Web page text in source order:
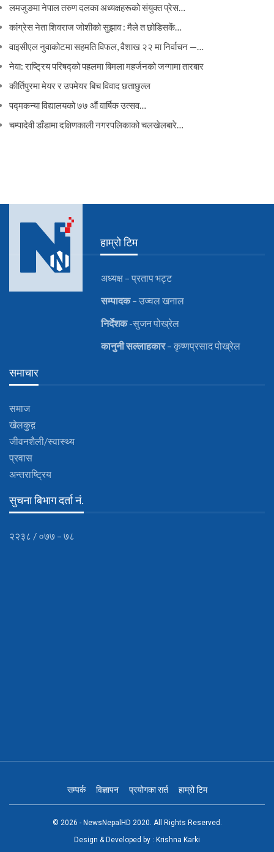
लमजुङमा नेपाल तरुण दलका अध्यक्षहरूको संयुक्त प्रेस…
कांग्रेस नेता शिवराज जोशीको सुझाव : मैले त छोडिसकें…
वाइसीएल नुवाकोटमा सहमति विफल, वैशाख २२ मा निर्वाचन —…
नेवा: राष्ट्रिय परिषद्को पहलमा बिमला महर्जनको जग्गामा तारबार
कीर्तिपुरमा मेयर र उपमेयर बिच विवाद छताछुल्ल
पद्मकन्या विद्यालयको ७७ औं ‌‌वार्षिक ‌उत्सव…
चम्पादेवी डाँडामा दक्षिणकाली नगरपलिकाको चलखेलबारे…
हाम्रो टिम
अध्यक्ष – प्रताप भट्ट
सम्पादक– उज्वल खनाल
निर्देशक-सुजन पोख्रेल
कानुनीसल्लाहकार– कृष्णप्रसाद पोख्रेल
समाचार
समाज
खेलकुद़़
जीवनशैली/स्वास्थ्य
प्रवास
अन्तराष्ट्रिय
सुचना बिभाग दर्ता नं.
२२३८ / ०७७ – ७८
सम्पर्क विज्ञापन प्रयोगका सर्त हाम्रो टिम
© 2026 - NewsNepalHD 2020. All Rights Reserved.
Design & Developed by : Krishna Karki